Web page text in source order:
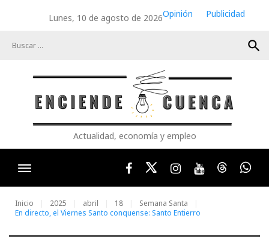
Lunes, 10 de agosto de 2026Opinión
Publicidad
search
Actualidad, economía y empleo
FacebookTwitterInstagram
YoutubeThreads
Inicio 2025 abril 18
Semana Santa
En directo, el Viernes Santo conquense: Santo Entierro